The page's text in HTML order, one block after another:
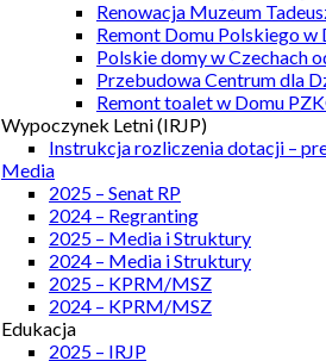
Renowacja Muzeum
Remont Domu Polskiego w
Polskie domy w Czechach
Przebudowa Centrum dla
Remont toalet w Domu
Wypoczynek Letni (IRJP)
Instrukcja rozliczenia dotacji –
Media
2025 – Senat RP
2024 – Regranting
2025 – Media i Struktury
2024 – Media i Struktury
2025 – KPRM/MSZ
2024 – KPRM/MSZ
Edukacja
2025 – IRJP